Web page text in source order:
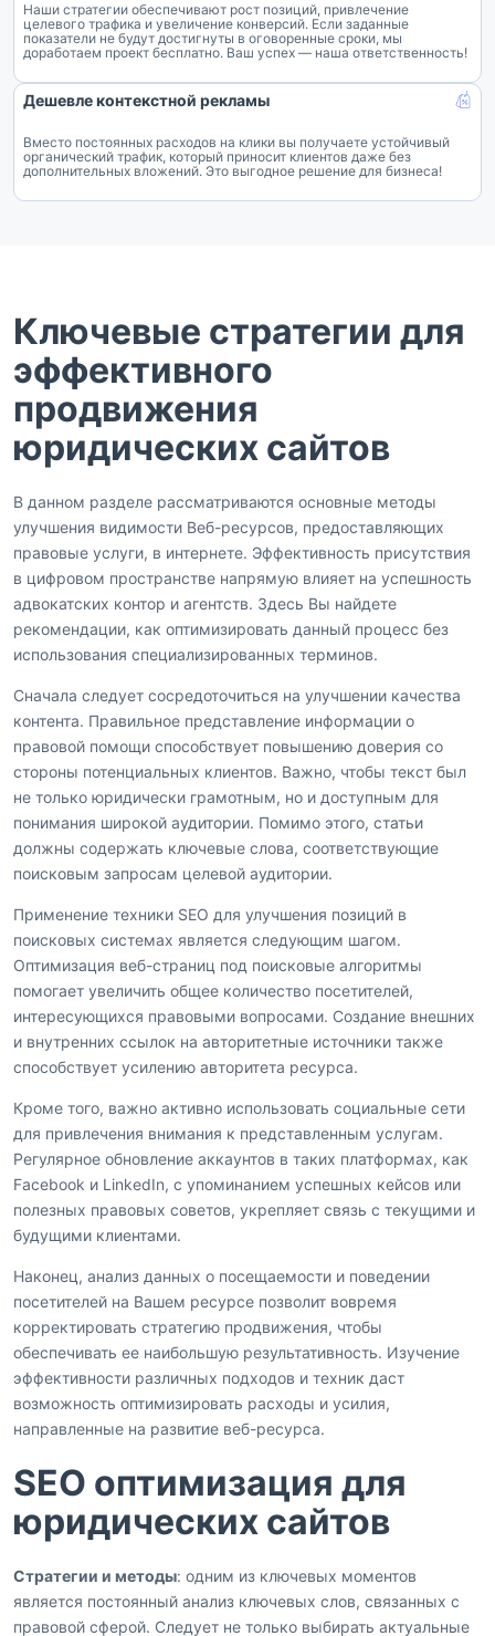
Наши стратегии обеспечивают рост позиций, привлечение
целевого трафика и увеличение конверсий. Если заданные
показатели не будут достигнуты в оговоренные сроки, мы
доработаем проект бесплатно. Ваш успех — наша ответственность!
Дешевле контекстной рекламы
Вместо постоянных расходов на клики вы получаете устойчивый
органический трафик, который приносит клиентов даже без
дополнительных вложений. Это выгодное решение для бизнеса!
Ключевые стратегии для
эффективного
продвижения
юридических сайтов
В данном разделе рассматриваются основные методы
улучшения видимости Веб-ресурсов, предоставляющих
правовые услуги, в интернете. Эффективность присутствия
в цифровом пространстве напрямую влияет на успешность
адвокатских контор и агентств. Здесь Вы найдете
рекомендации, как оптимизировать данный процесс без
использования специализированных терминов.
Сначала следует сосредоточиться на улучшении качества
контента. Правильное представление информации о
правовой помощи способствует повышению доверия со
стороны потенциальных клиентов. Важно, чтобы текст был
не только юридически грамотным, но и доступным для
понимания широкой аудитории. Помимо этого, статьи
должны содержать ключевые слова, соответствующие
поисковым запросам целевой аудитории.
Применение техники SEO для улучшения позиций в
поисковых системах является следующим шагом.
Оптимизация веб-страниц под поисковые алгоритмы
помогает увеличить общее количество посетителей,
интересующихся правовыми вопросами. Создание внешних
и внутренних ссылок на авторитетные источники также
способствует усилению авторитета ресурса.
Кроме того, важно активно использовать социальные сети
для привлечения внимания к представленным услугам.
Регулярное обновление аккаунтов в таких платформах, как
Facebook и LinkedIn, с упоминанием успешных кейсов или
полезных правовых советов, укрепляет связь с текущими и
будущими клиентами.
Наконец, анализ данных о посещаемости и поведении
посетителей на Вашем ресурсе позволит вовремя
корректировать стратегию продвижения, чтобы
обеспечивать ее наибольшую результативность. Изучение
эффективности различных подходов и техник даст
возможность оптимизировать расходы и усилия,
направленные на развитие веб-ресурса.
SEO оптимизация для
юридических сайтов
Стратегии и методы: одним из ключевых моментов
является постоянный анализ ключевых слов, связанных с
правовой сферой. Следует не только выбирать актуальные